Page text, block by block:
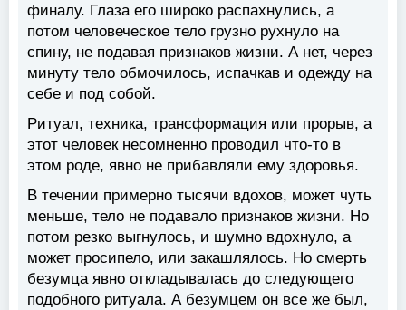
финалу. Глаза его широко распахнулись, а
потом человеческое тело грузно рухнуло на
спину, не подавая признаков жизни. А нет, через
минуту тело обмочилось, испачкав и одежду на
себе и под собой.
Ритуал, техника, трансформация или прорыв, а
этот человек несомненно проводил что-то в
этом роде, явно не прибавляли ему здоровья.
В течении примерно тысячи вдохов, может чуть
меньше, тело не подавало признаков жизни. Но
потом резко выгнулось, и шумно вдохнуло, а
может просипело, или закашлялось. Но смерть
безумца явно откладывалась до следующего
подобного ритуала. А безумцем он все же был,